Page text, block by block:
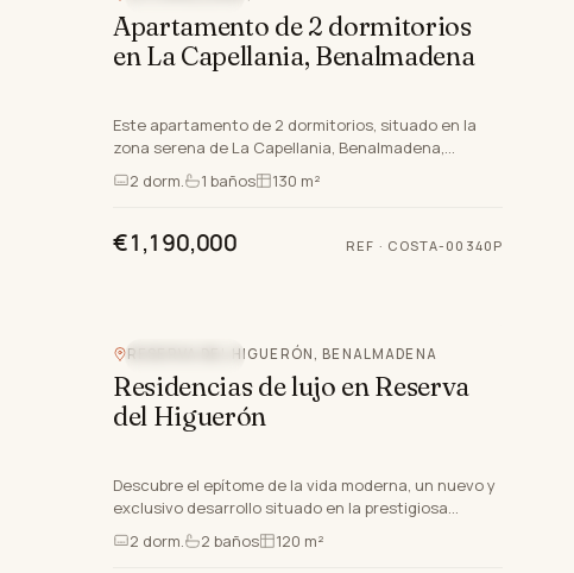
Apartamento de 2 dormitorios
en La Capellania, Benalmadena
Este apartamento de 2 dormitorios, situado en la
zona serena de La Capellania, Benalmadena,
Málaga, ofrece una notable mezcla de vida y estilo
de vida de calid…
2 dorm. 1 baños 130 m²
€1,190,000 REF · COSTA-00340P
RESERVA DEL HIGUERÓN, BENALMADENA
Residencias de lujo en Reserva
del Higuerón
Descubre el epítome de la vida moderna, un nuevo y
exclusivo desarrollo situado en la prestigiosa
Reserva del Higuerón en Benalmadena, Málaga.
Ubicado en la Co…
2 dorm. 2 baños 120 m²